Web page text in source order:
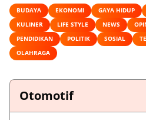
BUDAYA EKONOMI GAYA HIDUP
KULINER
LIFE STYLE NEWS
PENDIDIKAN
POLITIK SOSIAL
OLAHRAGA
Otomotif